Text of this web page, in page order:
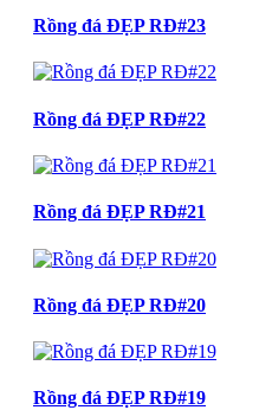
Rồng đá ĐẸP RĐ#23
Rồng đá ĐẸP RĐ#22
Rồng đá ĐẸP RĐ#21
Rồng đá ĐẸP RĐ#20
Rồng đá ĐẸP RĐ#19